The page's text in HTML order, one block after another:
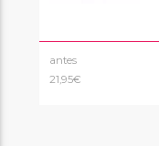
antes
21,95€